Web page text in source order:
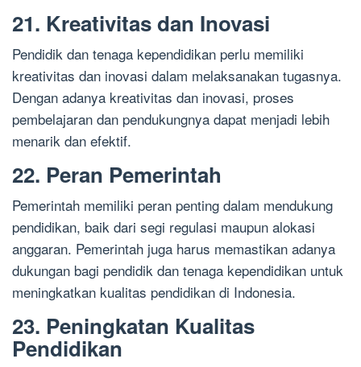
21. Kreativitas dan Inovasi
Pendidik dan tenaga kependidikan perlu memiliki
kreativitas dan inovasi dalam melaksanakan tugasnya.
Dengan adanya kreativitas dan inovasi, proses
pembelajaran dan pendukungnya dapat menjadi lebih
menarik dan efektif.
22. Peran Pemerintah
Pemerintah memiliki peran penting dalam mendukung
pendidikan, baik dari segi regulasi maupun alokasi
anggaran. Pemerintah juga harus memastikan adanya
dukungan bagi pendidik dan tenaga kependidikan untuk
meningkatkan kualitas pendidikan di Indonesia.
23. Peningkatan Kualitas
Pendidikan